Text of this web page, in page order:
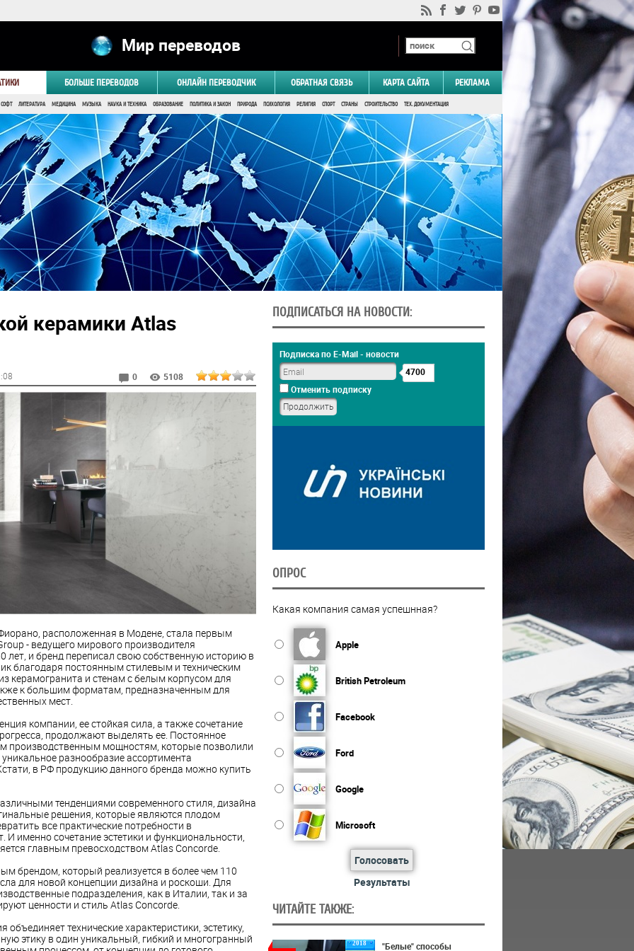
Мир переводов
БОЛЬШЕ ПЕРЕВОДОВ ОНЛАЙН ПЕРЕВОДЧИК ОБРАТНАЯ СВЯЗЬ КАРТА САЙТА РЕКЛАМА
ЛИТЕРАТУРА МЕДИЦИНА МУЗЫКА НАУКА И ТЕХНИКА ОБРАЗОВАНИЕ ПОЛИТИКА И ЗАКОН ПРИРОДА ПСИХОЛОГИЯ РЕЛИГИЯ СПОРТ СТРАНЫ СТРОИТЕЛЬСТВО ТЕХ. ДОКУМЕНТАЦИЯ
керамики Atlas
0 5108
расположенная в Модене, стала первым
- ведущего мирового производителя
лет, и бренд переписал свою собственную историю в
благодаря постоянным стилевым и техническим
керамогранита и стенам с белым корпусом для
к большим форматам, предназначенным для
мест.
компании, ее стойкая сила, а также сочетание
продолжают выделять ее. Постоянное
производственным мощностям, которые позволили
разнообразие ассортимента
в РФ продукцию данного бренда можно купить
тенденциями современного стиля, дизайна
решения, которые являются плодом
все практические потребности в
именно сочетание эстетики и функциональности,
главным превосходством Atlas Concorde.
брендом, который реализуется в более чем 110
для новой концепции дизайна и роскоши. Для
подразделения, как в Италии, так и за
ценности и стиль Atlas Concorde.
технические характеристики, эстетику,
этику в один уникальный, гибкий и многогранный
ПОДПИСАТЬСЯ НА НОВОСТИ:
Подписка по E-Mail - новости
4700
Отменить подписку
ОПРОС
Какая компания самая успешнная?
Apple
British Petroleum
Facebook
Ford
Google
Microsoft
Голосовать
Результаты
ЧИТАЙТЕ ТАКЖЕ:
2018
"Белые" способы